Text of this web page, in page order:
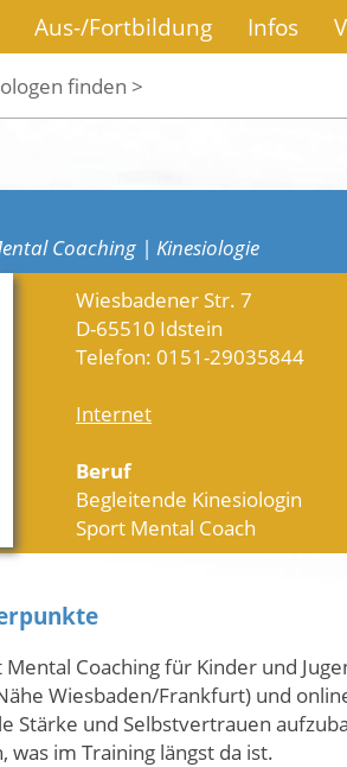
Aus-/Fortbildung Infos
finden >
Coaching | Kinesiologie
Wiesbadener Str. 7
D-65510 Idstein
Telefon: 0151-29035844
Internet
Beruf
Begleitende Kinesiologin
Sport Mental Coach
Coaching für Kinder und
Wiesbaden/Frankfurt) und
Stärke und Selbstvertrauen
im Training längst da ist.